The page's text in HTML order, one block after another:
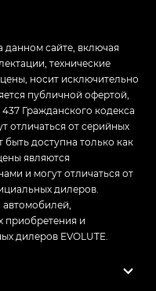
данном сайте, включая
технические
носит исключительно
публичной офертой,
Гражданского кодекса
отличаться от серийных
доступна только как
являются
и могут отличаться от
дилеров.
приобретения и
дилеров EVOLUTE.